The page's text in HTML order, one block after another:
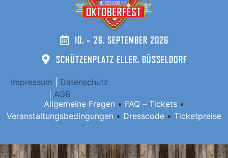
10. – 26. SEPTEMBER 2026
SCHÜTZENPLATZ ELLER, DÜSSELDORF
Impressum
Datenschutz
AGB
Allgemeine Fragen • FAQ – Tickets •
Veranstaltungsbedingungen • Dresscode • Ticketpreise